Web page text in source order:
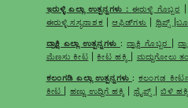
ಇರುಳ್ಳಿ ಎಲ್ಲಾ ಉತ್ಪನ್ನಗಳು : ಈರುಳ್ಳಿ ಗೊಬ್ಬರ
ಈರುಳ್ಳಿ ಸಸ್ಯನಾಶಕ |ಆಫಿಡ್‌ಗಳು ಥ್ರಿಪ್ಸ್ |
ದ್ರಾಕ್ಷಿ ಎಲ್ಲಾ ಉತ್ಪನ್ನಗಳು :ದ್ರಾಕ್ಷಿ ಗೊಬ್ಬರ |
ಮೆಣಸು ಕೀಟ |ಕೀಟ ಹಕ್ಕಿ ಮದ್ದುಗೋಲು
ಕಲಂಗಡಿ ಎಲ್ಲಾ ಉತ್ಪನ್ನಗಳು : ಕಲಂಗಡ
ಕೀಟ
ಹಣ್ಣು ಉದ್ದಿಗೆ ಹಕ್ಕಿ ಥ್ರೈಪ್ಸ್ |ಬಿಳಿ ಹಕ್ಕಿ